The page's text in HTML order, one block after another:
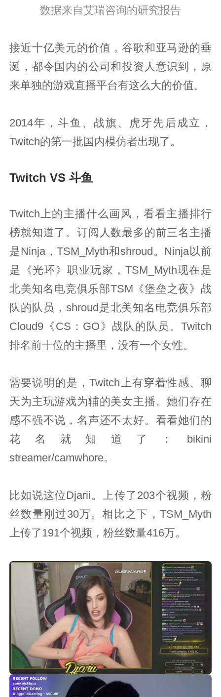
数据来自艾瑞咨询的研究报告
接近十亿美元的价值，谷歌和亚马逊的垂
涎，都令国内的公司和投资人意识到，原
来单独的游戏直播平台有这么大的价值。
2014年，斗鱼、战旗、虎牙先后成立，
Twitch的第一批国内模仿者出现了。
Twitch VS 斗鱼
Twitch上的主播什么画风，看看主播排行
榜就知道了。订阅人数最多的前三名主播
是Ninja，TSM_Myth和shroud。Ninja以前
是《光环》职业玩家，TSM_Myth现在是
北美知名电竞俱乐部TSM《堡垒之夜》战
队的队员，shroud是北美知名电竞俱乐部
Cloud9《CS：GO》战队的队员。Twitch
排名前十位的主播里，没有一个女性。
需要说明的是，Twitch上有穿着性感、聊
天为主玩游戏为辅的美女主播。她们存在
感不强不说，名声还不太好。看看她们的
花名就知道了：bikini
streamer/camwhore。
比如说这位Djarii。上传了203个视频，粉
丝数量刚过30万。相比之下，TSM_Myth
上传了191个视频，粉丝数量416万。